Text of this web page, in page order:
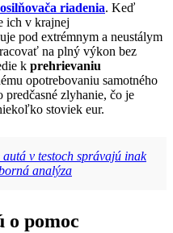
riadenia. Keď
ich v krajnej
pod extrémnym a neustálym
na plný výkon bez
k prehrievaniu
opotrebovaniu samotného
zlyhanie, čo je
stoviek eur.
autá v testoch správajú inak
analýza
o pomoc